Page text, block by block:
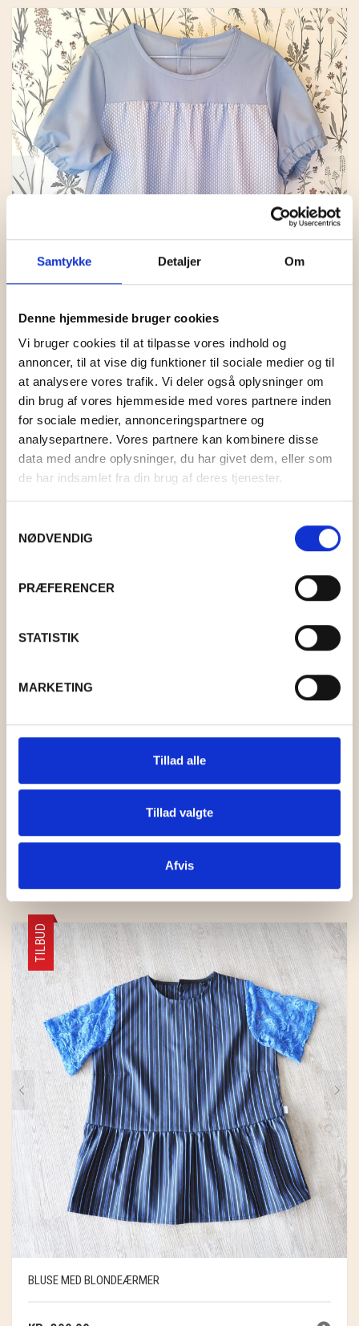
Samtykke Detaljer Om
Denne hjemmeside bruger cookies
Vi bruger cookies til at tilpasse vores indhold og
annoncer, til at vise dig funktioner til sociale medier og til
at analysere vores trafik. Vi deler også oplysninger om
din brug af vores hjemmeside med vores partnere inden
for sociale medier, annonceringspartnere og
analysepartnere. Vores partnere kan kombinere disse
data med andre oplysninger, du har givet dem, eller som
de har indsamlet fra din brug af deres tjenester.
NØDVENDIG
PRÆFERENCER
STATISTIK
MARKETING
Tillad alle
Tillad valgte
Afvis
BLUSE AF HERRESKJORTER #02
KR.595,00
TILBUD
BLUSE MED BLONDEÆRMER